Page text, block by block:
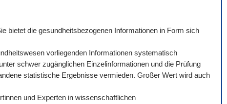
bietet die gesundheitsbezogenen Informationen in Form sich
vorliegenden Informationen systematisch
schwer zugänglichen Einzelinformationen und die Prüfung
statistische Ergebnisse vermieden. Großer Wert wird auch
und Experten in wissenschaftlichen